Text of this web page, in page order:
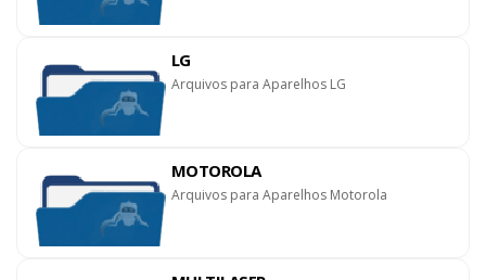
LG
Arquivos para Aparelhos LG
MOTOROLA
Arquivos para Aparelhos Motorola